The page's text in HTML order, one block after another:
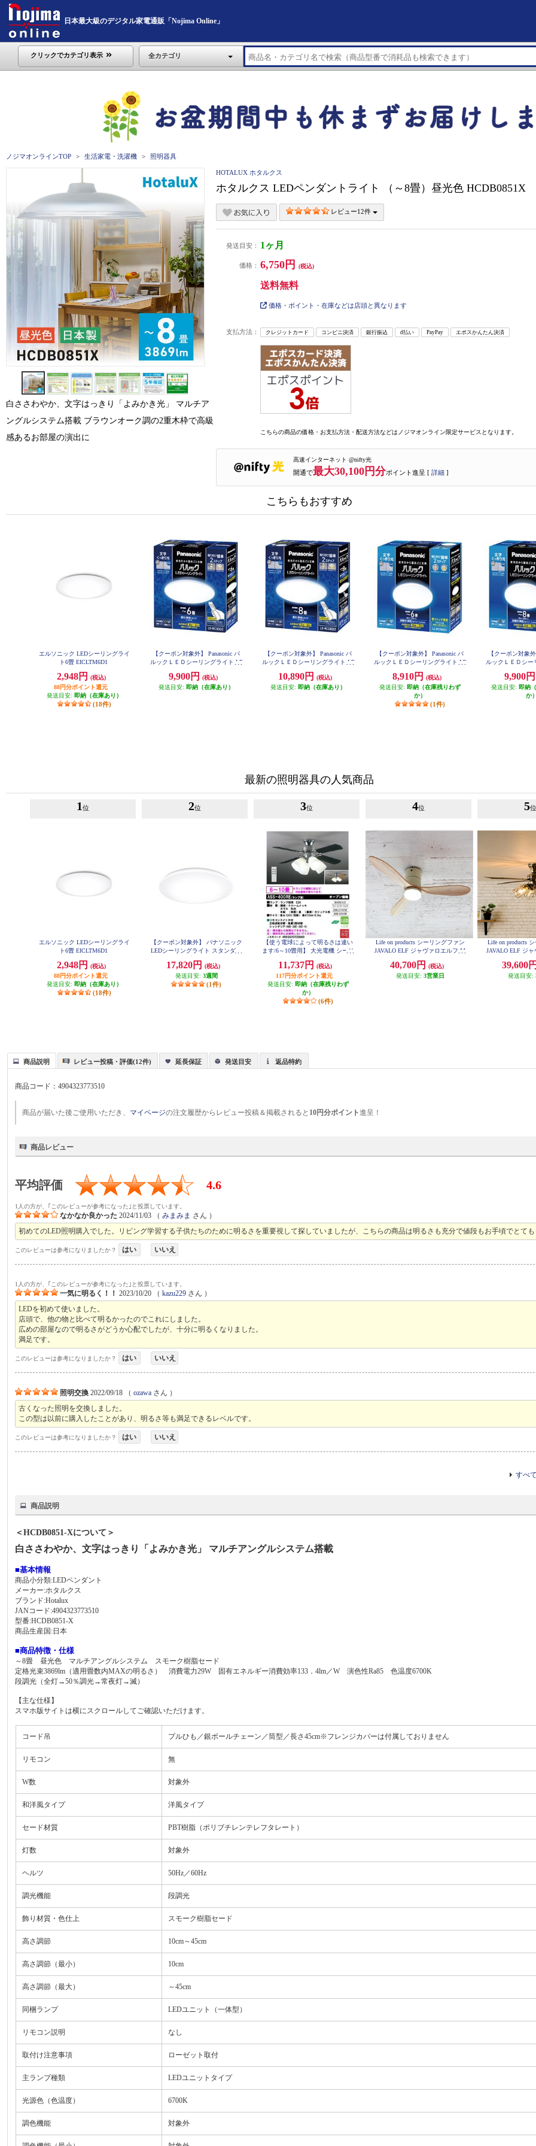
日本最大級のデジタル家電通販「Nojima Online」
クリックでカテゴリ表示 全カテゴリ
ノジマオンラインTOP 生活家電・洗濯機 照明器具
白ささわやか、文字はっきり「よみかき光」 マルチア
ングルシステム搭載 ブラウンオーク調の2重木枠で高級
感あるお部屋の演出に
HOTALUX ホタルクス
ホタルクス LEDペンダントライト （～8畳）昼光色 HCDB0851X
レビュー12件
発送目安： 1ヶ月
価格： 6,750円 (税込)
送料無料
価格・ポイント・在庫などは店頭と異なります
支払方法： クレジットカード コンビニ決済 銀行振込 d払い PayPay エポスかんたん決済
こちらの商品の価格・お支払方法・配送方法などはノジマオンライン限定サービスとなります。
高速インターネット @nifty光
開通で最大30,100円分ポイント進呈 [ 詳細 ]
こちらもおすすめ
エルソニック LEDシーリングライ
ト6畳 EICLTM6D1
2,948円
(税込)
88円分ポイント還元
発送目安: 即納（在庫あり）
(18件)
【クーポン対象外】 Panasonic パ
ルックＬＥＤシーリングライト LE
9,900円
(税込)
発送目安: 即納（在庫あり）
【クーポン対象外】 Panasonic パ
ルックＬＥＤシーリングライト LE
10,890円
(税込)
発送目安: 即納（在庫あり）
【クーポン対象外】 Panasonic パ
ルックＬＥＤシーリングライト LE
8,910円
(税込)
発送目安: 即納（在庫残りわず
か）
(1件)
【クーポン対象
ルックＬＥＤシー
9,900円
発送目安: 即納
か）
最新の照明器具の人気商品
1 位
エルソニック LEDシーリングライ
ト6畳 EICLTM6D1
2,948円
(税込)
88円分ポイント還元
発送目安: 即納（在庫あり）
(18件)
2位
【クーポン対象外】 パナソニック
LEDシーリングライト スタンダー
CM0834A
17,820円
(税込)
発送目安: 3週間
(1件)
3位
【使う電球によって明るさは違い
ます/6～10畳用】 大光電機 シーリ
売】 ASS-400RE
11,737円
(税込)
117円分ポイント還元
発送目安: 即納（在庫残りわず
か）
(6件)
4位
Life on products シーリングファン
JAVALO ELF ジャヴァロエルフ M
wood blades/調色切替式] ホワイト
JE-CF017D-WH
40,700円
(税込)
発送目安: 3営業日
5位
Life on products
JAVALO ELF ジ
6灯] ゴールド
39,600円
発送目安:
商品説明 レビュー投稿・評価(12件) 延長保証 発送目安 返品特約
商品コード：4904323773510
商品が届いた後ご使用いただき、 マイページの注文履歴からレビュー投稿＆掲載されると 10円分ポイント進呈！
商品レビュー
平均評価 4.6
1人の方が、｢このレビューが参考になった｣と投票しています。
なかなか良かった 2024/11/03 （みまみま さん ）
初めてのLED照明購入でした。リビング学習する子供たちのために明るさを重要視して探していましたが、こちらの商品は明るさも充分で値段もお手頃でとても
このレビューは参考になりましたか？ はい いいえ
1人の方が、｢このレビューが参考になった｣と投票しています。
一気に明るく！！ 2023/10/20 （kazu229 さん ）
LEDを初めて使いました。
店頭で、他の物と比べて明るかったのでこれにしました。
広めの部屋なので明るさがどうか心配でしたが、十分に明るくなりました。
満足です。
このレビューは参考になりましたか？ はい いいえ
照明交換 2022/09/18 （ozawa さん ）
古くなった照明を交換しました。
この型は以前に購入したことがあり、明るさ等も満足できるレベルです。
このレビューは参考になりましたか？ はい いいえ
すべ
商品説明
＜HCDB0851-Xについて＞
白ささわやか、文字はっきり「よみかき光」 マルチアングルシステム搭載
■基本情報
商品小分類:LEDペンダント
メーカー:ホタルクス
ブランド:Hotalux
JANコード:4904323773510
型番:HCDB0851-X
商品生産国:日本
■商品特徴・仕様
～8畳 昼光色 マルチアングルシステム スモーク樹脂セード
定格光束3869lm（適用畳数内MAXの明るさ） 消費電力29W 固有エネルギー消費効率133．4lm／W 演色性Ra85 色温度6700K
段調光（全灯→50％調光→常夜灯→滅）
【主な仕様】
スマホ版サイトは横にスクロールしてご確認いただけます。
コード吊 プルひも／銀ボールチェーン／筒型／長さ45cm※フレンジカバーは付属しておりません
リモコン 無
W数 対象外
和洋風タイプ 洋風タイプ
セード材質 PBT樹脂（ポリブチレンテレフタレート）
灯数 対象外
ヘルツ 50Hz／60Hz
調光機能 段調光
飾り材質・色仕上 スモーク樹脂セード
高さ調節 10cm～45cm
高さ調節（最小） 10cm
高さ調節（最大） ～45cm
同梱ランプ LEDユニット（一体型）
リモコン説明 なし
取付け注意事項 ローゼット取付
主ランプ種類 LEDユニットタイプ
光源色（色温度） 6700K
調色機能 対象外